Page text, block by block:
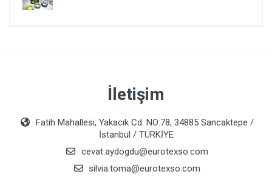
İletişim
Fatih Mahallesi, Yakacık Cd. NO:78, 34885 Sancaktepe /
İstanbul / TÜRKİYE
cevat.aydogdu@eurotexso.com
silvia.toma@eurotexso.com